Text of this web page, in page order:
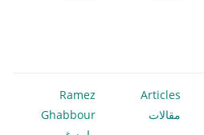
Articles
مقالات
Ramez
Ghabbour